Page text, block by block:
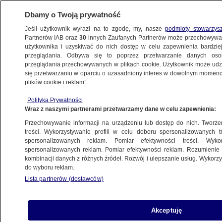
ŚWIAT
w Rafah. Na szali spór z Bidenem
11.05.2024, 07:20
Udostępnij
Rząd Izraela podjął decyzję o "umiarkowanym
piątek Times of Israel i Jerusalem Post.
Dbamy o Twoją prywatność
Jeśli użytkownik wyrazi na to zgodę, my, naszepodmioty
Partnerów IAB oraz30 innych Zaufanych Partnerów może
użytkownika i uzyskiwać do nich dostęp w celu zapewnienia
przeglądania. Odbywa się to poprzez przetwarzanie danych
przeglądania przechowywanych w plikach cookie. Użytkownik może
się przetwarzaniu w oparciu o uzasadniony interes w dowolnym
plików cookie i reklam”.
Polityka Prywatności
Wraz z naszymi partnerami przetwarzamy dane w celu zapewnienia:
Przechowywanie informacji na urządzeniu lub dostęp do nich.
treści. Wykorzystywanie profili w celu doboru spersonalizowanych
spersonalizowanych reklam. Pomiar efektywności treści.
spersonalizowanych reklam. Pomiar efektywności reklam.
kombinacji danych z różnych źródeł. Rozwój i ulepszanie usług.
do wyboru reklam.
Lista partnerów (dostawców)
Akceptuję